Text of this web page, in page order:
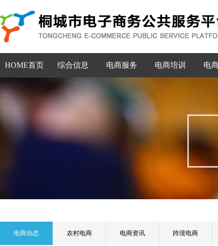
HOME首页 综合信息 电商服务 电商培训 电
电商动态 农村电商 电商资讯 跨境电商